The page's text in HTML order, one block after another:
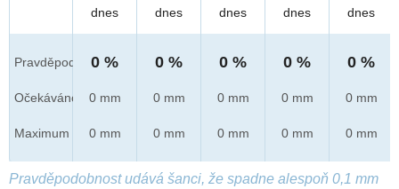
Pravděpod.
Očekáváno
Maximum
dnes
0 %
0 mm
0 mm
dnes
0 %
0 mm
0 mm
dnes
0 %
0 mm
0 mm
dnes
0 %
0 mm
0 mm
dnes
0 %
0 mm
0 mm
Pravděpodobnost udává šanci, že spadne alespoň 0,1 mm